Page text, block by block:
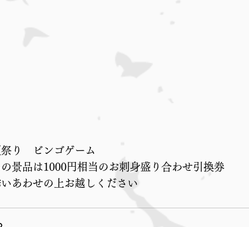
り　ビンゴゲーム
景品は1000円相当のお刺身盛り合わせ引換券
あわせの上お越しください